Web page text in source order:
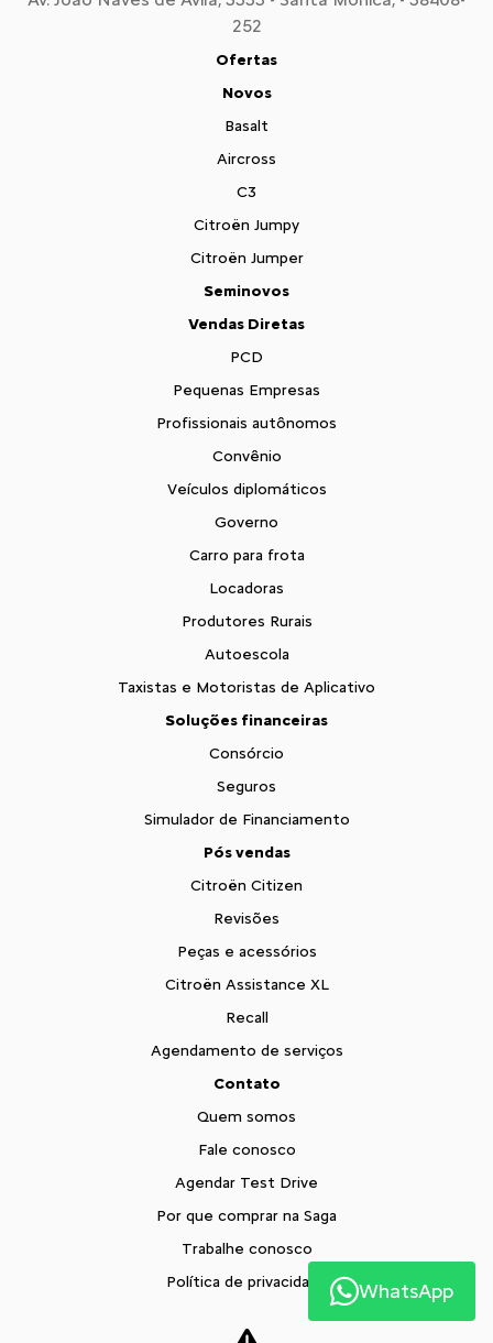
252
Ofertas
Novos
Basalt
Aircross
C3
Citroën Jumpy
Citroën Jumper
Seminovos
Vendas Diretas
PCD
Pequenas Empresas
Profissionais autônomos
Convênio
Veículos diplomáticos
Governo
Carro para frota
Locadoras
Produtores Rurais
Autoescola
Taxistas e Motoristas de Aplicativo
Soluções financeiras
Consórcio
Seguros
Simulador de Financiamento
Pós vendas
Citroën Citizen
Revisões
Peças e acessórios
Citroën Assistance XL
Recall
Agendamento de serviços
Contato
Quem somos
Fale conosco
Agendar Test Drive
Por que comprar na Saga
Trabalhe conosco
Política de privacidade
WhatsApp